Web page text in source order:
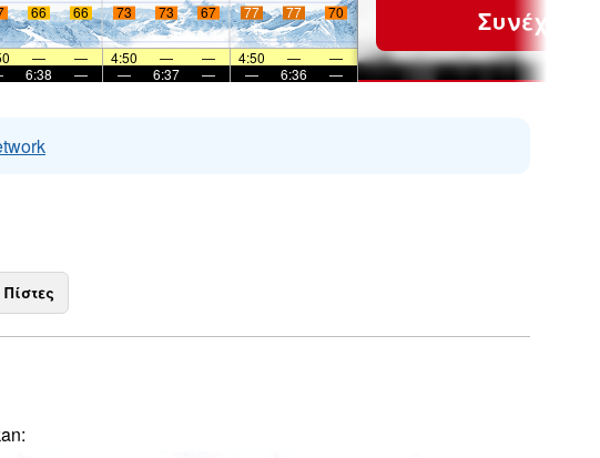
66 66 73 73 67 77 77 70
— — 4:50 — — 4:50 —
—
6:38 — — 6:37 — — 6:36 —
Συνέχεια
Πίστες